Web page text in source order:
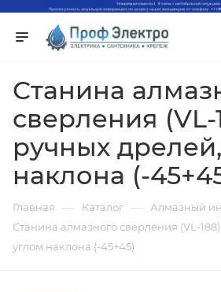
Станина
сверления (VL-
ручных
наклона (-
Главная — Каталог — Алмазный
Станина алмазного сверления (VL-
углом наклона (-45+45)